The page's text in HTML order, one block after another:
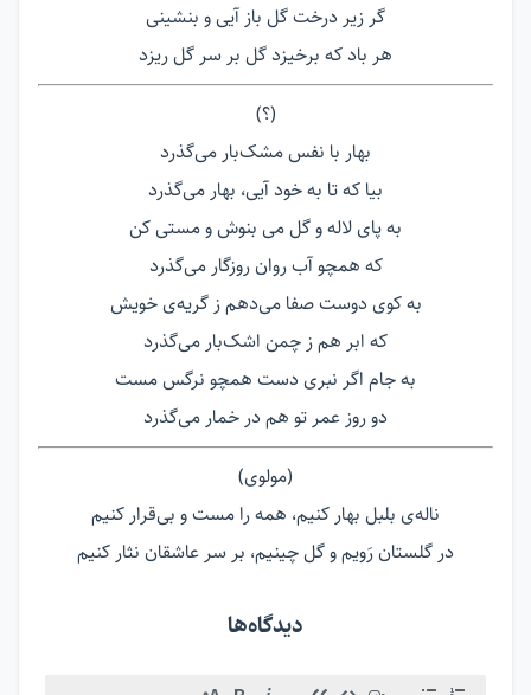
گر زیر درخت گل باز آیی و بنشینی
هر باد که برخیزد گل بر سر گل ریزد
(؟)
بهار با نفس مشک‌بار می‌گذرد
بیا که تا به خود آیی، بهار می‌گذرد
به پای لاله و گل می بنوش و مستی کن
که همچو آب روان روزگار می‌گذرد
به کوی دوست صفا می‌دهم ز گریه‌ی خویش
که ابر هم ز چمن اشک‌بار می‌گذرد
به جام اگر نبری دست همچو نرگس مست
دو روز عمر تو هم در خمار می‌گذرد
(مولوی)
ناله‌ی بلبل بهار کنیم، همه را مست و بی‌قرار کنیم
در گلستان رَویم و گل چینیم، بر سر عاشقان نثار کنیم
دیدگاه‌ها